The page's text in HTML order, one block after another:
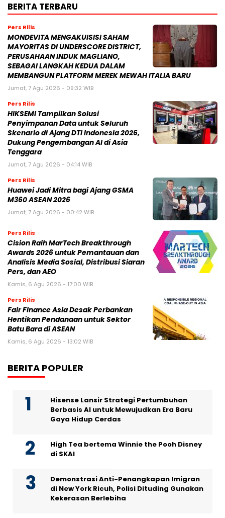
BERITA TERBARU
Pers Rilis
MONDEVITA MENGAKUISISI SAHAM
MAYORITAS DI UNDERSCORE DISTRICT,
PERUSAHAAN INDUK MAGLIANO,
SEBAGAI LANGKAH KEDUA DALAM
MEMBANGUN PLATFORM MEREK MEWAH ITALIA BARU
Jumat, 7 Agu 2026 - 09:32 WIB
Pers Rilis
HIKSEMI Tampilkan Solusi
Penyimpanan Data untuk Seluruh
Skenario di Ajang DTI Indonesia 2026,
Dukung Pengembangan AI di Asia
Tenggara
Jumat, 7 Agu 2026 - 04:14 WIB
Pers Rilis
Huawei Jadi Mitra bagi Ajang GSMA
M360 ASEAN 2026
Jumat, 7 Agu 2026 - 00:42 WIB
Pers Rilis
Cision Raih MarTech Breakthrough
Awards 2026 untuk Pemantauan dan
Analisis Media Sosial, Distribusi Siaran
Pers, dan AEO
Kamis, 6 Agu 2026 - 17:00 WIB
Pers Rilis
Fair Finance Asia Desak Perbankan
Hentikan Pendanaan untuk Sektor
Batu Bara di ASEAN
Kamis, 6 Agu 2026 - 13:02 WIB
BERITA POPULER
Hisense Lansir Strategi Pertumbuhan
Berbasis AI untuk Mewujudkan Era Baru
Gaya Hidup Cerdas
High Tea bertema Winnie the Pooh Disney
di SKAI
Demonstrasi Anti-Penangkapan Imigran
di New York Ricuh, Polisi Dituding Gunakan
Kekerasan Berlebiha